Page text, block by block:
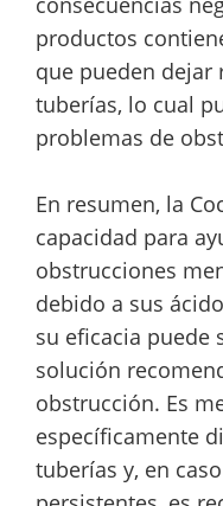
productos
que pueden dejar
tuberías, lo cual
problemas de
En resumen, la
capacidad para
obstrucciones
debido a sus
su eficacia puede
solución
obstrucción. Es
específicamente
tuberías y, en